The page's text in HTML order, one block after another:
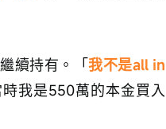
續持有。「我不是all in
時我是550萬的本金買入